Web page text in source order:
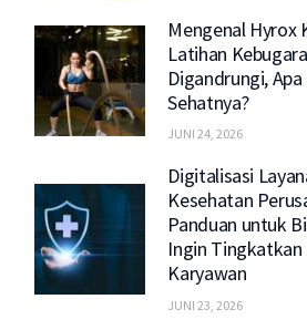
Mengenal Hyrox
Latihan
Digandrungi,
Sehatnya?
JUNI 24, 2026
Digitalisasi
Kesehatan
Panduan untuk
Ingin
Karyawan
JUNI 23, 2026